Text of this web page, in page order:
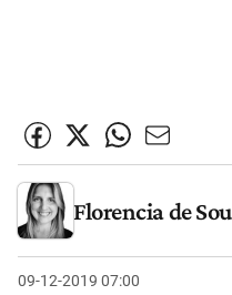
Florencia de
09-12-2019 07:00